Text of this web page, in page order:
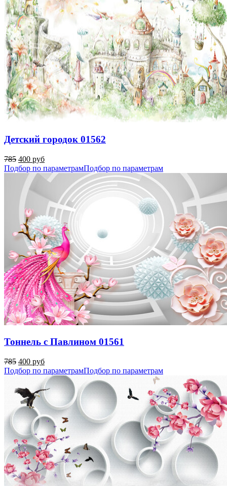
Детский городок 01562
785 400 руб
Подбор по параметрамПодбор по параметрам
Тоннель с Павлином 01561
785 400 руб
Подбор по параметрамПодбор по параметрам